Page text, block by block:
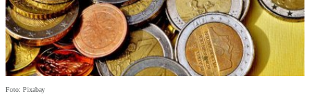
Foto: Pixabay